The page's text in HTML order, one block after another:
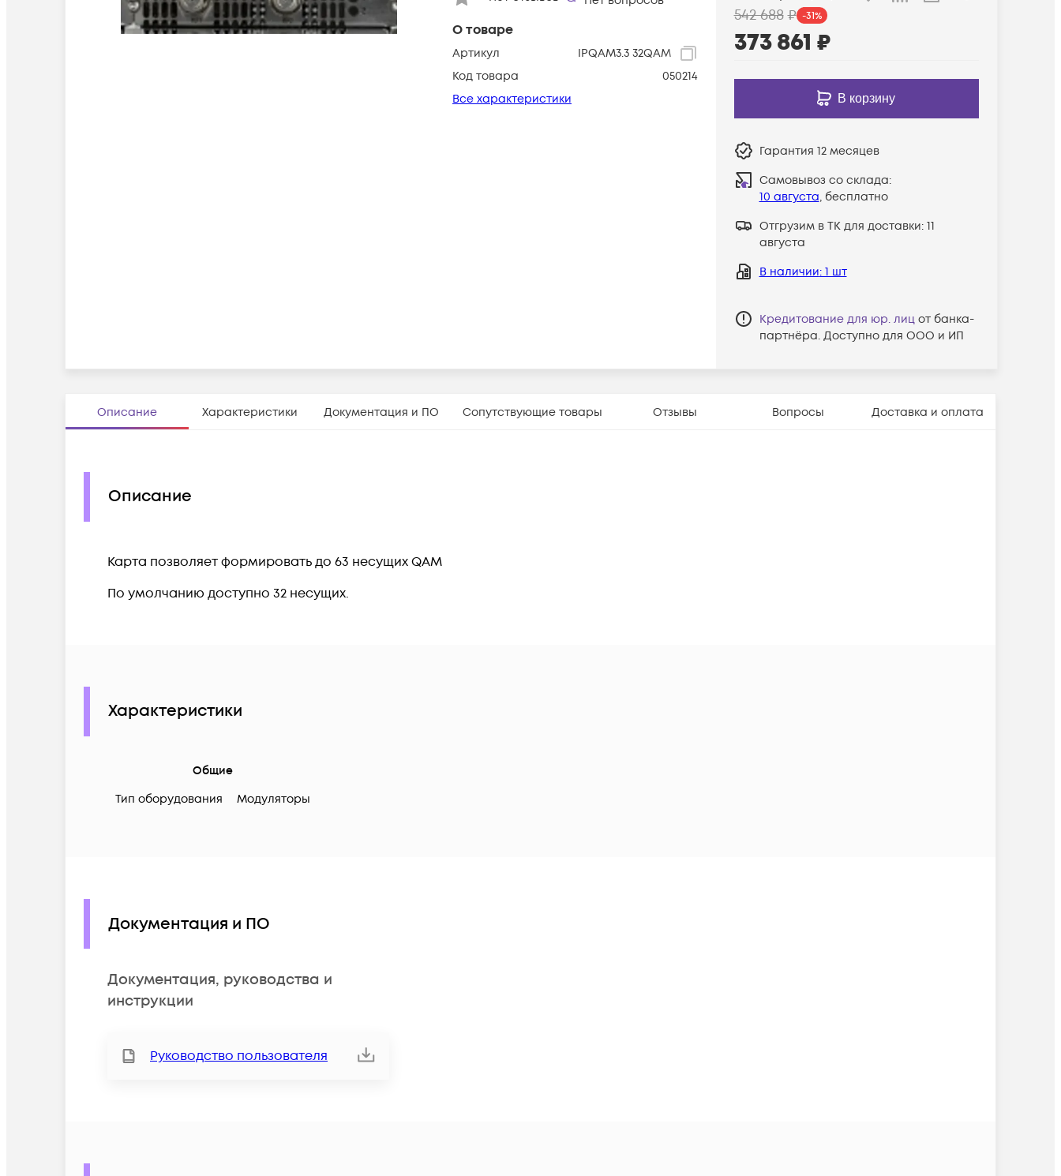
О товаре
Артикул
IPQAM3.3 32QAM
Код товара
050214
Все характеристики
542 688 ₽ -31%
373 861 ₽
В корзину
Гарантия 12 месяцев
Самовывоз со склада:
10 августа, бесплатно
Отгрузим в ТК для доставки: 11
августа
В наличии: 1 шт
Кредитование для юр. лиц от банка-
партнёра. Доступно для ООО и ИП
Описание Характеристики Документация и ПО Сопутствующие товары Отзывы Вопросы Доставка и оплата
Описание
Карта позволяет формировать до 63 несущих QAM
По умолчанию доступно 32 несущих.
Характеристики
Общие
Тип оборудования
Модуляторы
Документация и ПО
Документация, руководства и
инструкции
Руководство пользователя